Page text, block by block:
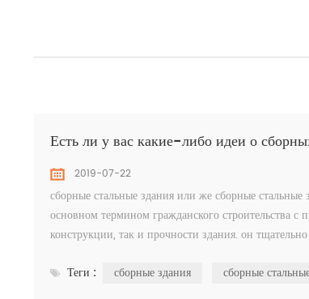
Есть ли у вас какие-либо идеи о
2019-07-22
сборные стальные здания или же сборные
основном термином гражданского строительства
конструкции, так и прочности здания. он
Теги :
сборные здания сборные